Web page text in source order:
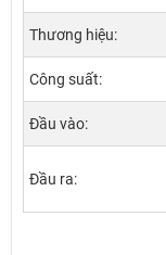
Thương hiệu:
Công suất:
Đầu vào:
Đầu ra: